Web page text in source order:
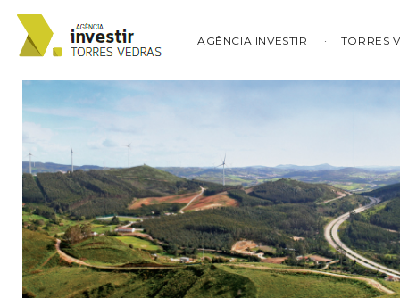
AGÊNCIA INVESTIR TORRES